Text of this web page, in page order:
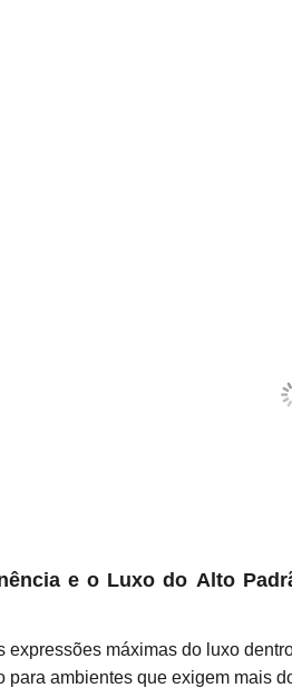
e o Luxo do Alto
expressões máximas do luxo
para ambientes que exigem mais